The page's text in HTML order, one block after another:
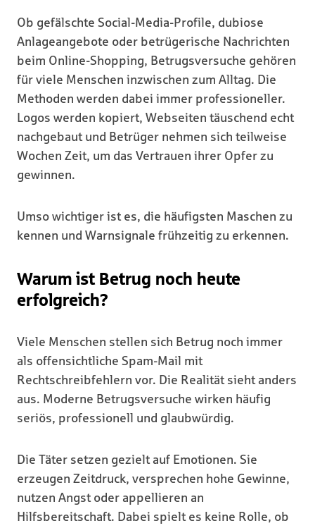
Ob gefälschte Social-Media-Profile, dubiose
Anlageangebote oder betrügerische Nachrichten
beim Online-Shopping, Betrugsversuche gehören
für viele Menschen inzwischen zum Alltag. Die
Methoden werden dabei immer professioneller.
Logos werden kopiert, Webseiten täuschend echt
nachgebaut und Betrüger nehmen sich teilweise
Wochen Zeit, um das Vertrauen ihrer Opfer zu
gewinnen.
Umso wichtiger ist es, die häufigsten Maschen zu
kennen und Warnsignale frühzeitig zu erkennen.
Warum ist Betrug noch heute
erfolgreich?
Viele Menschen stellen sich Betrug noch immer
als offensichtliche Spam-Mail mit
Rechtschreibfehlern vor. Die Realität sieht anders
aus. Moderne Betrugsversuche wirken häufig
seriös, professionell und glaubwürdig.
Die Täter setzen gezielt auf Emotionen. Sie
erzeugen Zeitdruck, versprechen hohe Gewinne,
nutzen Angst oder appellieren an
Hilfsbereitschaft. Dabei spielt es keine Rolle, ob